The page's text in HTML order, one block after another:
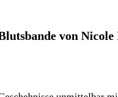
von Nicole